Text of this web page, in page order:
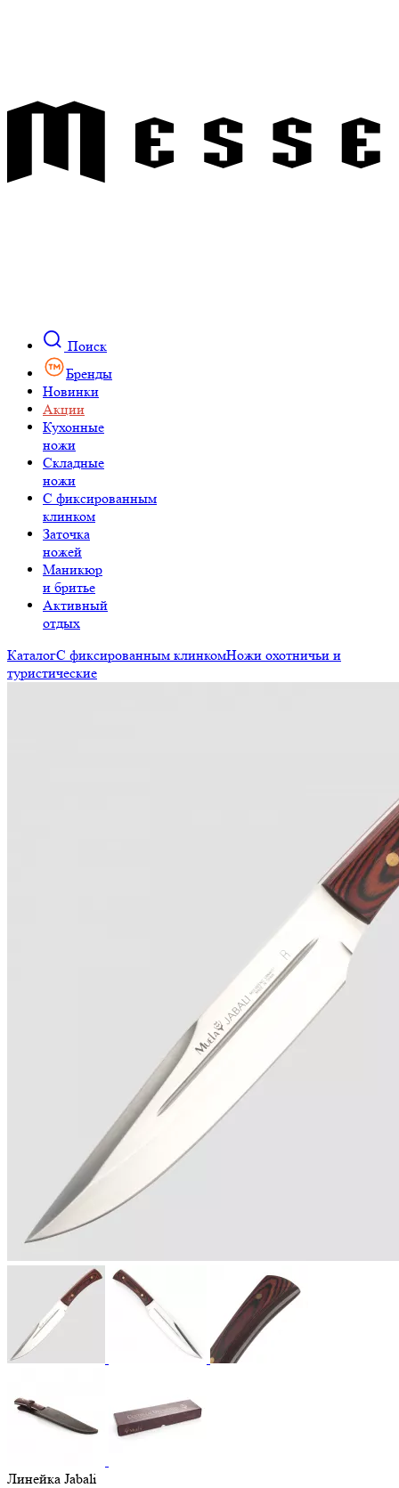
Поиск
Бренды
Новинки
Акции
Кухонные
ножи
Складные
ножи
C фиксированным
клинком
Заточка
ножей
Маникюр
и бритье
Активный
отдых
КаталогС фиксированным клинкомНожи охотничьи и
туристические
Линейка Jabali